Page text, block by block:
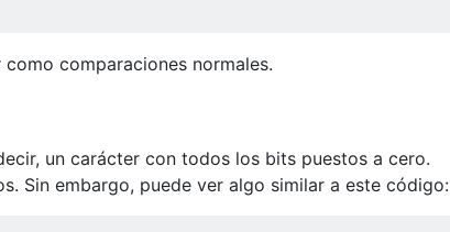
comparaciones normales.
un carácter con todos los bits puestos a cero.
Sin embargo, puede ver algo similar a este código: